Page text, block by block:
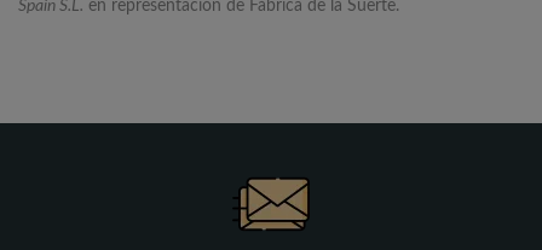
Spain S.L. en representación de Fábrica de la Suerte.